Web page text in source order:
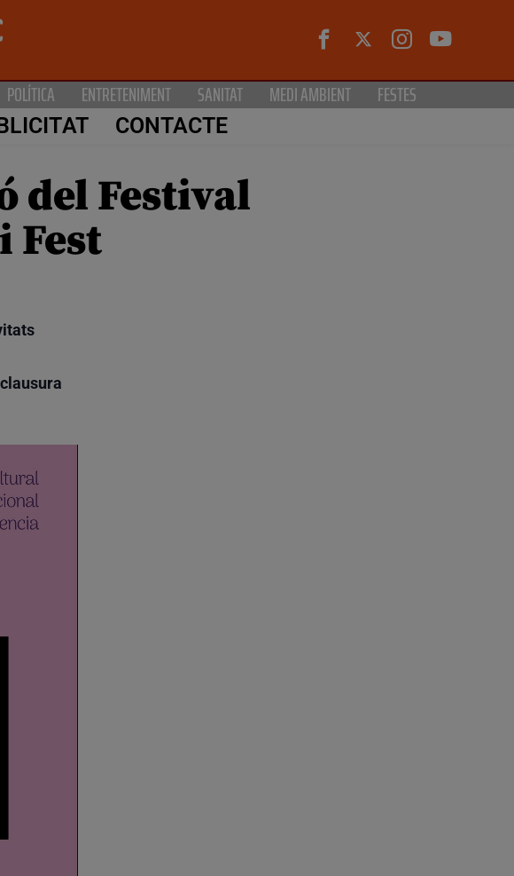
POLÍTICA ENTRETENIMENT SANITAT MEDI AMBIENT FESTES
CONTACTE
del Festival